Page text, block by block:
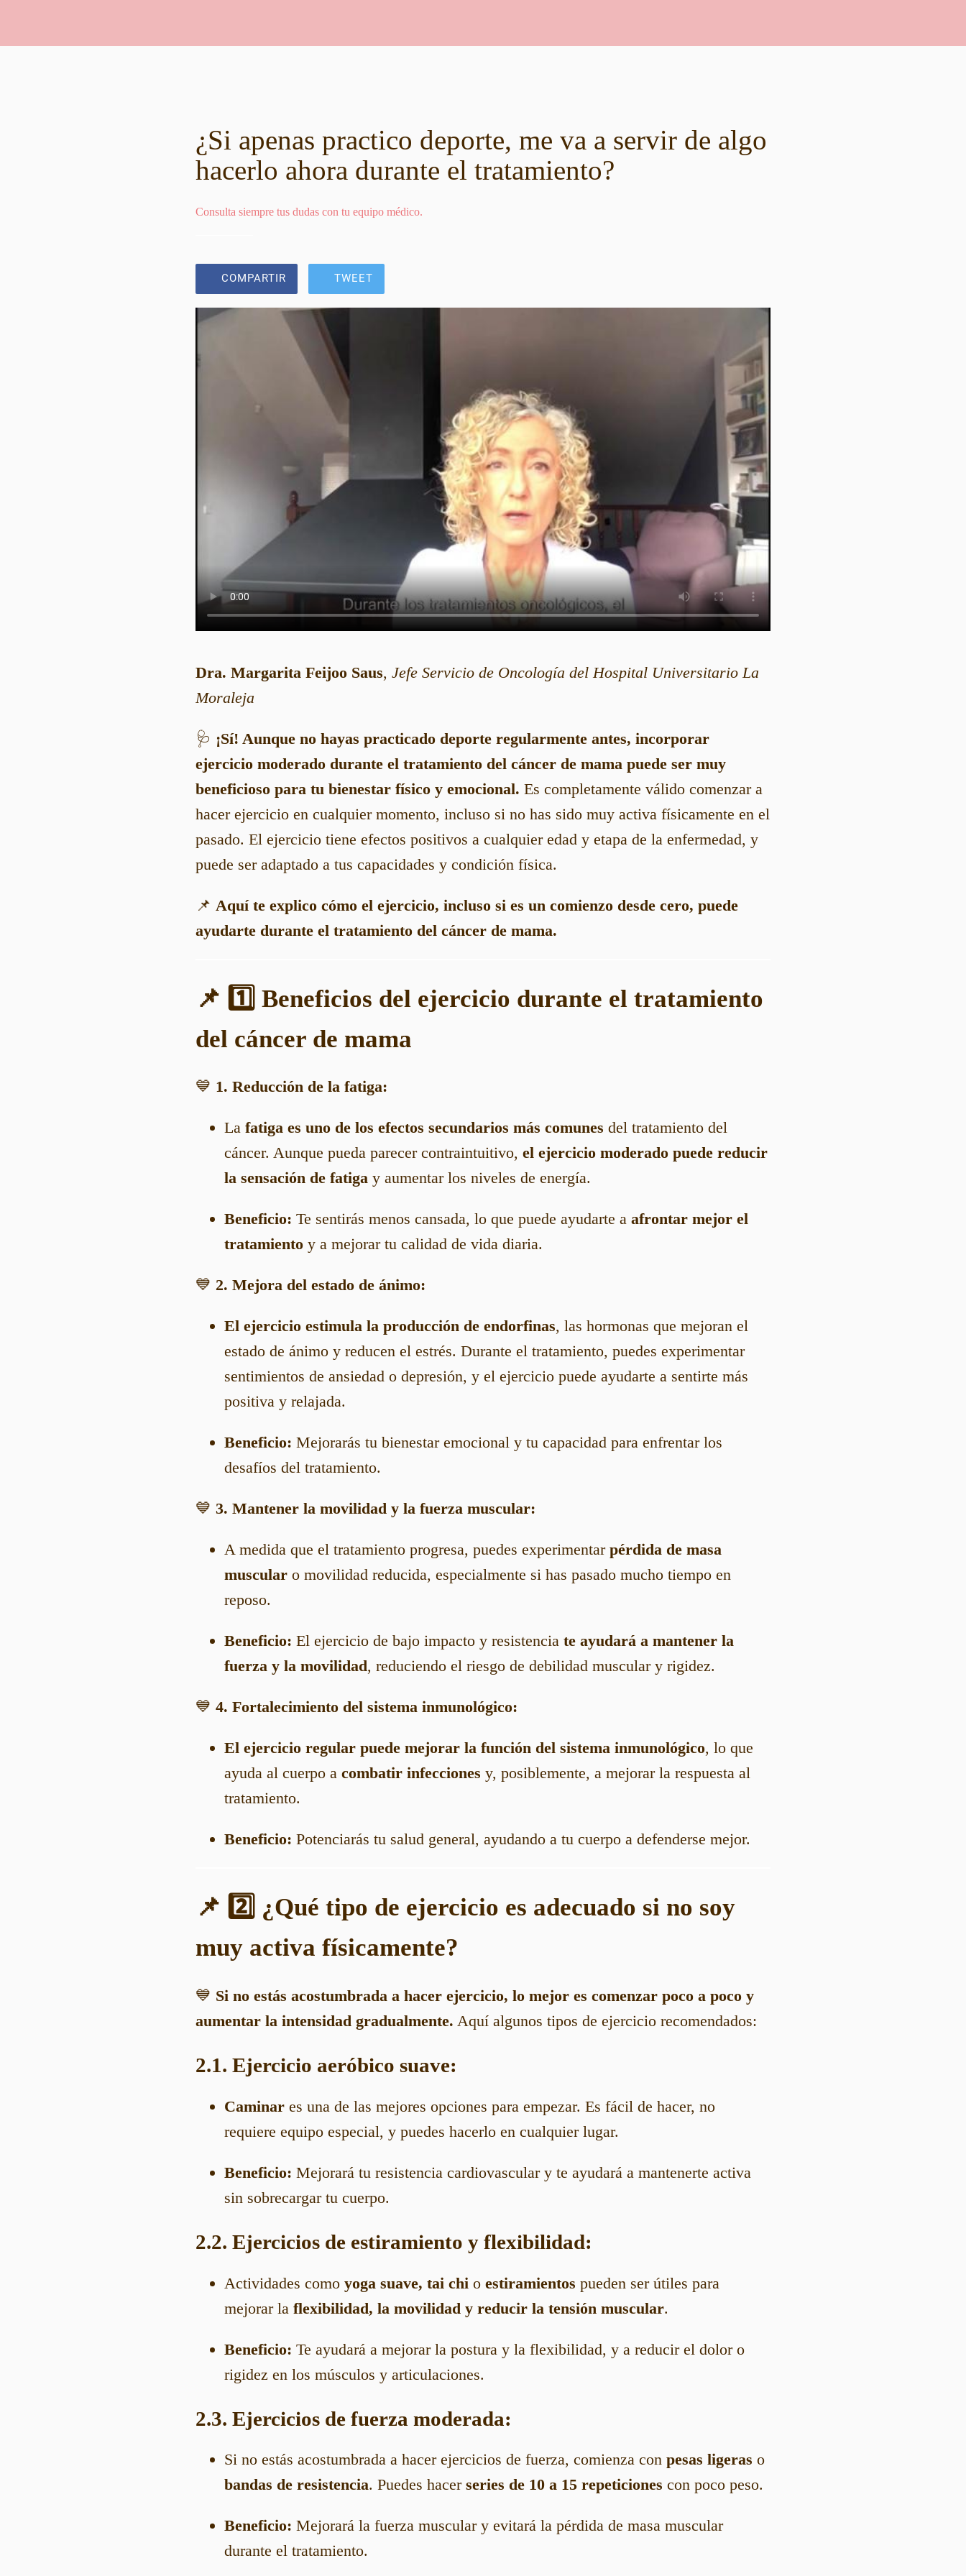
¿Si apenas practico deporte, me va a servir de algo
hacerlo ahora durante el tratamiento?
Consulta siempre tus dudas con tu equipo médico.
COMPARTIR TWEET
Dra. Margarita Feijoo Saus, Jefe Servicio de Oncología del Hospital Universitario La
Moraleja
🩺 ¡Sí! Aunque no hayas practicado deporte regularmente antes, incorporar
ejercicio moderado durante el tratamiento del cáncer de mama puede ser muy
beneficioso para tu bienestar físico y emocional. Es completamente válido comenzar a
hacer ejercicio en cualquier momento, incluso si no has sido muy activa físicamente en el
pasado. El ejercicio tiene efectos positivos a cualquier edad y etapa de la enfermedad, y
puede ser adaptado a tus capacidades y condición física.
📌 Aquí te explico cómo el ejercicio, incluso si es un comienzo desde cero, puede
ayudarte durante el tratamiento del cáncer de mama.
📌 1️⃣ Beneficios del ejercicio durante el tratamiento
del cáncer de mama
💙 1. Reducción de la fatiga:
La fatiga es uno de los efectos secundarios más comunes del tratamiento del
cáncer. Aunque pueda parecer contraintuitivo, el ejercicio moderado puede reducir
la sensación de fatiga y aumentar los niveles de energía.
Beneficio: Te sentirás menos cansada, lo que puede ayudarte a afrontar mejor el
tratamiento y a mejorar tu calidad de vida diaria.
💙 2. Mejora del estado de ánimo:
El ejercicio estimula la producción de endorfinas, las hormonas que mejoran el
estado de ánimo y reducen el estrés. Durante el tratamiento, puedes experimentar
sentimientos de ansiedad o depresión, y el ejercicio puede ayudarte a sentirte más
positiva y relajada.
Beneficio: Mejorarás tu bienestar emocional y tu capacidad para enfrentar los
desafíos del tratamiento.
💙 3. Mantener la movilidad y la fuerza muscular:
A medida que el tratamiento progresa, puedes experimentar pérdida de masa
muscular o movilidad reducida, especialmente si has pasado mucho tiempo en
reposo.
Beneficio: El ejercicio de bajo impacto y resistencia te ayudará a mantener la
fuerza y la movilidad, reduciendo el riesgo de debilidad muscular y rigidez.
💙 4. Fortalecimiento del sistema inmunológico:
El ejercicio regular puede mejorar la función del sistema inmunológico, lo que
ayuda al cuerpo a combatir infecciones y, posiblemente, a mejorar la respuesta al
tratamiento.
Beneficio: Potenciarás tu salud general, ayudando a tu cuerpo a defenderse mejor.
📌 2️⃣ ¿Qué tipo de ejercicio es adecuado si no soy
muy activa físicamente?
💙 Si no estás acostumbrada a hacer ejercicio, lo mejor es comenzar poco a poco y
aumentar la intensidad gradualmente. Aquí algunos tipos de ejercicio recomendados:
2.1. Ejercicio aeróbico suave:
Caminar es una de las mejores opciones para empezar. Es fácil de hacer, no
requiere equipo especial, y puedes hacerlo en cualquier lugar.
Beneficio: Mejorará tu resistencia cardiovascular y te ayudará a mantenerte activa
sin sobrecargar tu cuerpo.
2.2. Ejercicios de estiramiento y flexibilidad:
Actividades como yoga suave, tai chi o estiramientos pueden ser útiles para
mejorar la flexibilidad, la movilidad y reducir la tensión muscular.
Beneficio: Te ayudará a mejorar la postura y la flexibilidad, y a reducir el dolor o
rigidez en los músculos y articulaciones.
2.3. Ejercicios de fuerza moderada:
Si no estás acostumbrada a hacer ejercicios de fuerza, comienza con pesas ligeras o
bandas de resistencia. Puedes hacer series de 10 a 15 repeticiones con poco peso.
Beneficio: Mejorará la fuerza muscular y evitará la pérdida de masa muscular
durante el tratamiento.